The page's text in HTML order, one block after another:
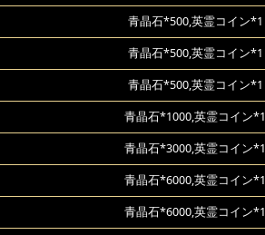
青晶石*500,英霊コイン*1
青晶石*500,英霊コイン*1
青晶石*500,英霊コイン*1
青晶石*1000,英霊コイン*1
青晶石*3000,英霊コイン*1
青晶石*6000,英霊コイン*1
青晶石*6000,英霊コイン*1